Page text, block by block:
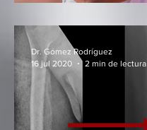
Dr. Gómez Rodríguez
16 jul 2020
2 min de lectura